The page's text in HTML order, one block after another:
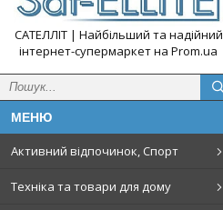
САТЕЛЛІТ | Найбільший та надійний
інтернет-супермаркет на Prom.ua
Активний відпочинок, Спорт
Техніка та товари для дому